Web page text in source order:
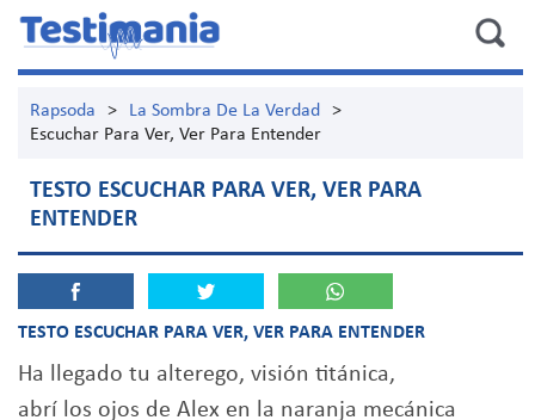
Rapsoda > La Sombra De La Verdad
>
Escuchar Para Ver, Ver Para Entender
TESTO ESCUCHAR PARA VER, VER PARA
ENTENDER
TESTO ESCUCHAR PARA VER, VER PARA ENTENDER
Ha llegado tu alterego, visión titánica,
abrí los ojos de Alex en la naranja mecánica